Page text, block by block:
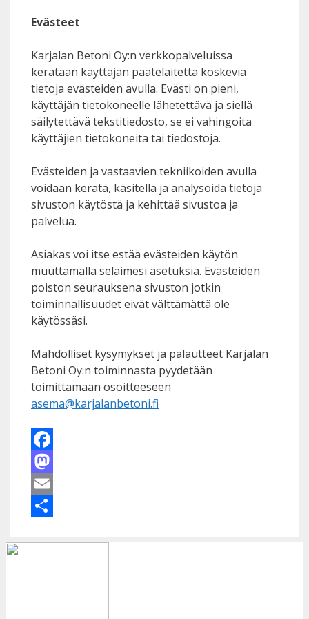
Evästeet
Karjalan Betoni Oy:n verkkopalveluissa
kerätään käyttäjän päätelaitetta koskevia
tietoja evästeiden avulla. Evästi on pieni,
käyttäjän tietokoneelle lähetettävä ja siellä
säilytettävä tekstitiedosto, se ei vahingoita
käyttäjien tietokoneita tai tiedostoja.
Evästeiden ja vastaavien tekniikoiden avulla
voidaan kerätä, käsitellä ja analysoida tietoja
sivuston käytöstä ja kehittää sivustoa ja
palvelua.
Asiakas voi itse estää evästeiden käytön
muuttamalla selaimesi asetuksia. Evästeiden
poiston seurauksena sivuston jotkin
toiminnallisuudet eivät välttämättä ole
käytössäsi.
Mahdolliset kysymykset ja palautteet Karjalan
Betoni Oy:n toiminnasta pyydetään
toimittamaan osoitteeseen
asema@karjalanbetoni.fi
Facebook
Mastodon
Email